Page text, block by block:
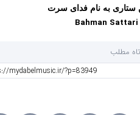
ستاری به نام فدای سرت
Bahman
مطلب